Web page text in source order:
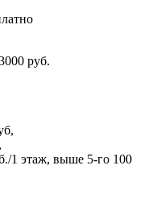
руб.
1 этаж, выше 5-го 100